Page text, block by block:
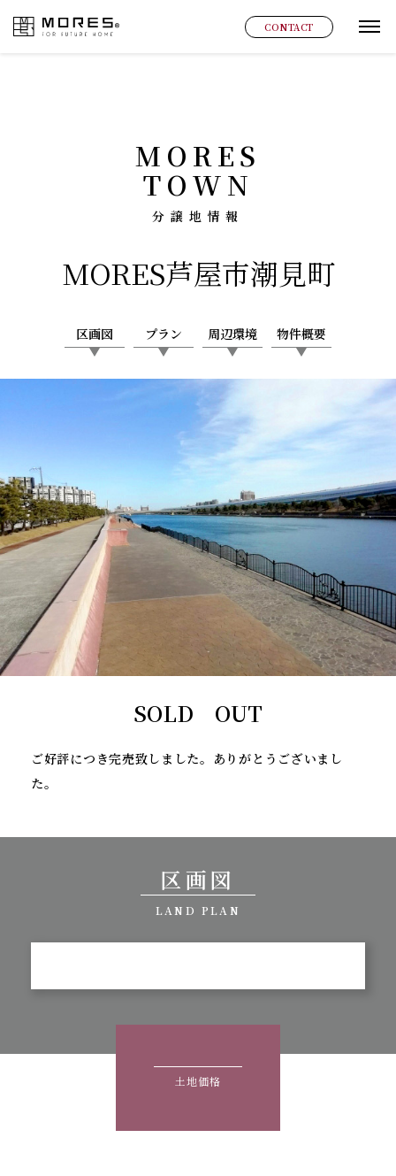
MORES CONTACT グ
MORES
TOWN
分譲地情報
MORES芦屋市潮見町
区画図 プラン 周辺環境 物件概要
SOLD OUT
ご好評につき完売致しました。ありがとうございまし
た。
区画図
LAND PLAN
土地価格